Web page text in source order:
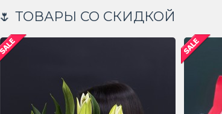
🌷 ТОВАРЫ СО СКИДКОЙ